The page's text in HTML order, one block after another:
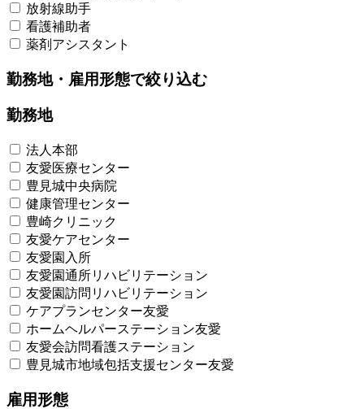
放射線助手
看護補助者​
薬剤アシスタント
勤務地・雇用形態で絞り込む
勤務地
法人本部
友愛医療センター​
豊見城中央病院​
健康管理センター​
豊崎クリニック​
友愛ケアセンター
友愛園入所
友愛園通所リハビリテーション
友愛園訪問リハビリテーション
ケアプランセンター友愛
ホームヘルパーステーション友愛​
友愛会訪問看護ステーション​
豊見城市地域包括支援センター友愛​
雇用形態